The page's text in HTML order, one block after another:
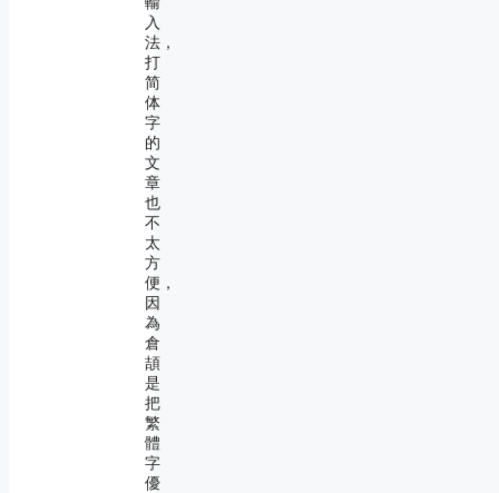
入
法，
打
简
体
字
的
文
章
也
不
太
方
便，
因
為
倉
頡
是
把
繁
體
字
優